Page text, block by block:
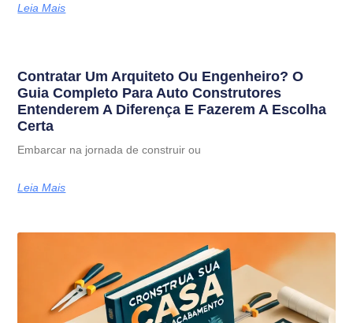
Leia Mais
Contratar Um Arquiteto Ou Engenheiro? O
Guia Completo Para Auto Construtores
Entenderem A Diferença E Fazerem A Escolha
Certa
Embarcar na jornada de construir ou
Leia Mais